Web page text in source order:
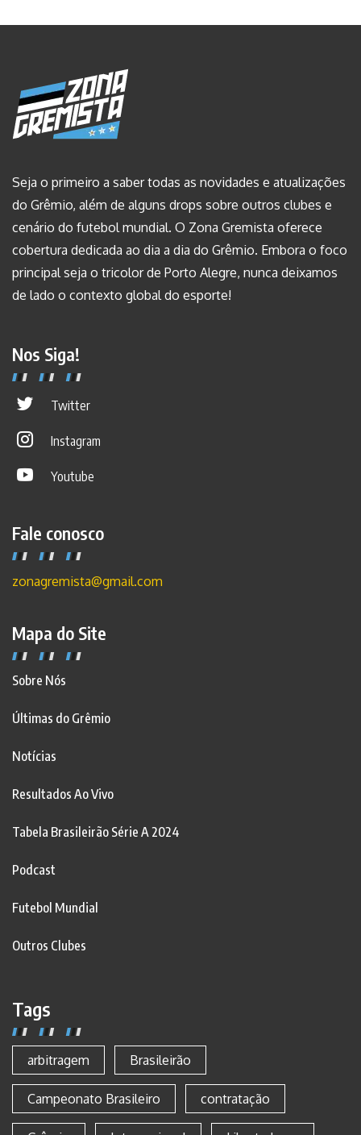
Seja o primeiro a saber todas as novidades e atualizações
do Grêmio, além de alguns drops sobre outros clubes e
cenário do futebol mundial. O Zona Gremista oferece
cobertura dedicada ao dia a dia do Grêmio. Embora o foco
principal seja o tricolor de Porto Alegre, nunca deixamos
de lado o contexto global do esporte!
Nos Siga!
Twitter
Instagram
Youtube
Fale conosco
zonagremista@gmail.com
Mapa do Site
Sobre Nós
Últimas do Grêmio
Notícias
Resultados Ao Vivo
Tabela Brasileirão Série A 2024
Podcast
Futebol Mundial
Outros Clubes
Tags
arbitragem Brasileirão
Campeonato Brasileiro contratação